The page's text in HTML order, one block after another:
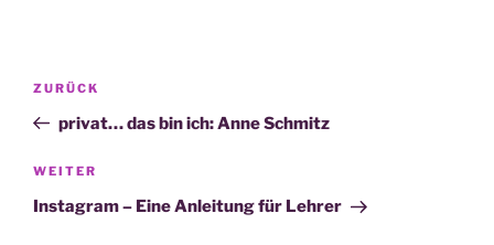
Beitragsnavigation
Vorheriger
Beitrag
ZURÜCK
privat… das bin ich: Anne Schmitz
Nächster
Beitrag
WEITER
Instagram – Eine Anleitung für Lehrer